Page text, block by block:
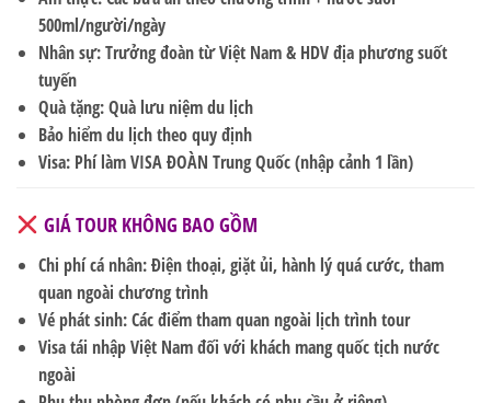
500ml/người/ngày
Nhân sự: Trưởng đoàn từ Việt Nam & HDV địa phương suốt
tuyến
Quà tặng: Quà lưu niệm du lịch
Bảo hiểm du lịchtheo quy định
Visa: Phí làmVISA ĐOÀN Trung Quốc (nhập cảnh 1 lần)
GIÁ TOUR KHÔNG BAO GỒM
Chi phí cá nhân: Điện thoại, giặt ủi, hành lý quá cước, tham
quan ngoài chương trình
Vé phát sinh: Các điểm tham quan ngoài lịch trình tour
Visa tái nhập Việt Namđối với khách mang quốc tịch nước
ngoài